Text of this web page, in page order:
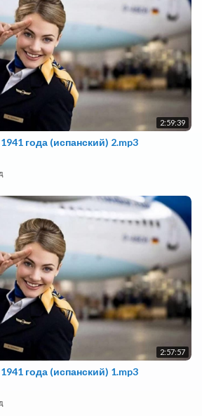
2:59:39
года (испанский) 2.mp3
2:57:57
года (испанский) 1.mp3